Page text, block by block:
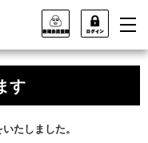
す
たしました。